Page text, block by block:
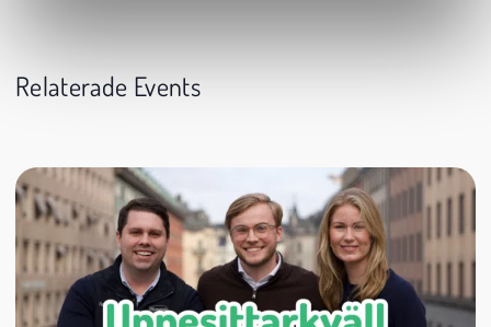
Relaterade Events